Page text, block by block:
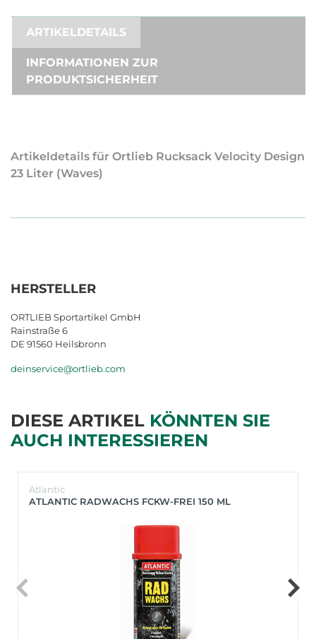
ARTIKELDETAILS
INFORMATIONEN ZUR
PRODUKTSICHERHEIT
Artikeldetails für Ortlieb Rucksack Velocity Design
23 Liter (Waves)
HERSTELLER
ORTLIEB Sportartikel GmbH
Rainstraße 6
DE 91560 Heilsbronn
deinservice@ortlieb.com
DIESE ARTIKEL KÖNNTEN SIE
AUCH INTERESSIEREN
Atlantic
ATLANTIC RADWACHS FCKW-FREI 150 ML